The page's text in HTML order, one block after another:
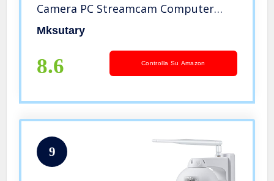
Camera PC Streamcam Computer
Camera per Mac Windows
Conferenza Studio Videochiamate
Mksutary
8.6 Controlla Su Amazon
9